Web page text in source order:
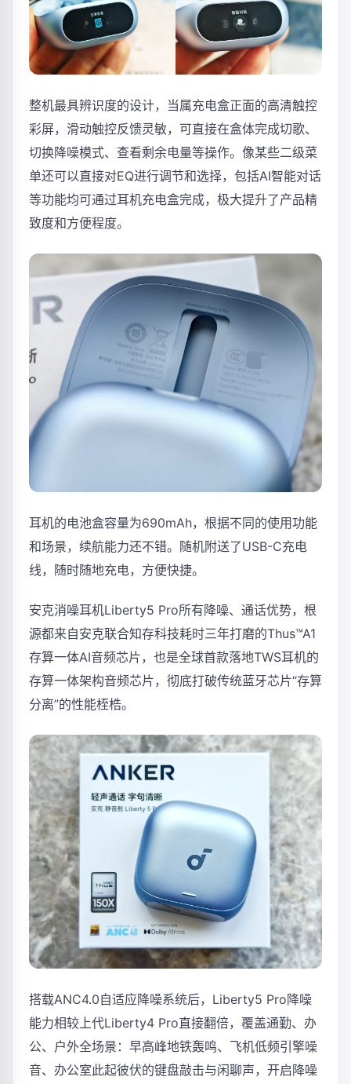
整机最具辨识度的设计，当属充电盒正面的高清触控
彩屏，滑动触控反馈灵敏，可直接在盒体完成切歌、
切换降噪模式、查看剩余电量等操作。像某些二级菜
单还可以直接对EQ进行调节和选择，包括AI智能对话
等功能均可通过耳机充电盒完成，极大提升了产品精
致度和方便程度。
耳机的电池盒容量为690mAh，根据不同的使用功能
和场景，续航能力还不错。随机附送了USB-C充电
线，随时随地充电，方便快捷。
安克消噪耳机Liberty5 Pro所有降噪、通话优势，根
源都来自安克联合知存科技耗时三年打磨的Thus™A1
存算一体AI音频芯片，也是全球首款落地TWS耳机的
存算一体架构音频芯片，彻底打破传统蓝牙芯片“存算
分离”的性能桎梏。
搭载ANC4.0自适应降噪系统后，Liberty5 Pro降噪
能力相较上代Liberty4 Pro直接翻倍，覆盖通勤、办
公、户外全场景：早高峰地铁轰鸣、飞机低频引擎噪
音、办公室此起彼伏的键盘敲击与闲聊声，开启降噪